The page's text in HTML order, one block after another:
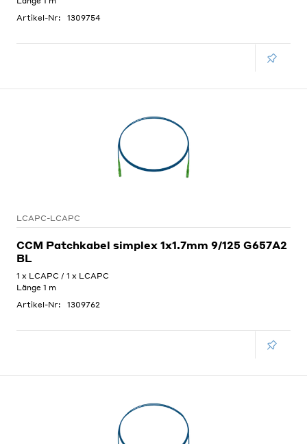
Artikel-Nr:
1309754
LCAPC-LCAPC
CCM Patchkabel simplex 1x1.7mm 9/125 G657A2
BL
1 x LCAPC / 1 x LCAPC
Länge 1 m
Artikel-Nr:
1309762